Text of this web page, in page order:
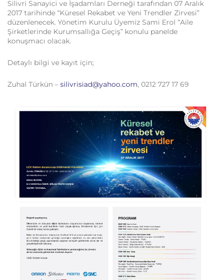
Silivri Sanayici ve İşadamları Derneği tarafından 07 Aralık
2017 tarihinde “Küresel Rekabet ve Yeni Trendler Zirvesi”
düzenlenecek. Yönetim Kurulu Üyemiz Sami Erol “Aile
Şirketlerinde Kurumsallığa Geçiş” konulu panelde
konuşmacı olacak.
Detaylı bilgi ve kayıt için;
Zuhal Türkün – silivrisiad@yahoo.com, 0212 727 17 69